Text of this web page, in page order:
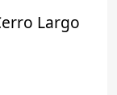
Largo